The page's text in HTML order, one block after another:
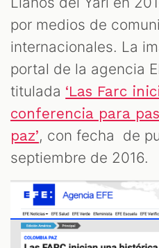
por medios de
internacionales. La
portal de la agencia
titulada ‘Las Farc
conferencia para
paz’, con fecha de
septiembre de 2016.